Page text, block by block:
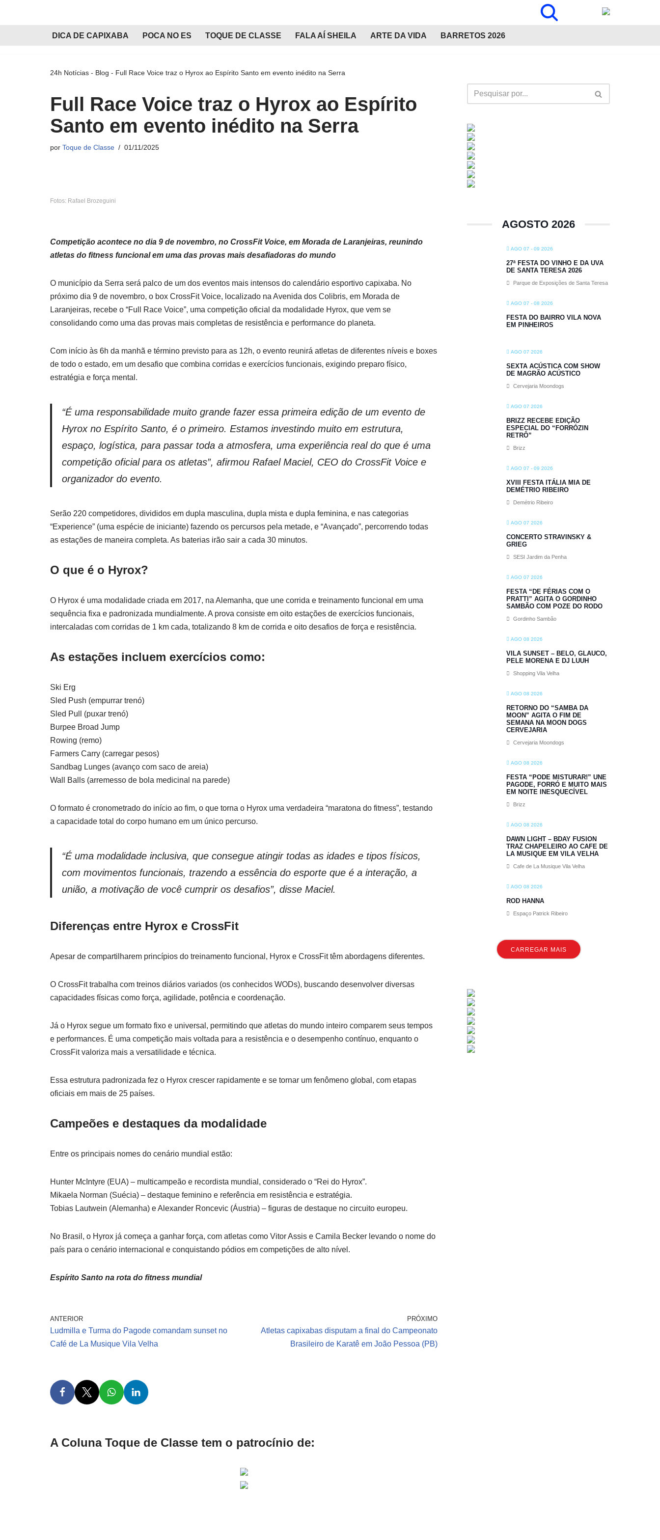
DICA DE CAPIXABA POCA NO ES TOQUE DE CLASSE FALA AÍ SHEILA ARTE DA VIDA BARRETOS 2026
24h Notícias - Blog - Full Race Voice traz o Hyrox ao Espírito Santo em evento inédito na Serra
Full Race Voice traz o Hyrox ao Espírito
Santo em evento inédito na Serra
por Toque de Classe 01/11/2025
Fotos: Rafael Brozeguini
Competição acontece no dia 9 de novembro, no CrossFit Voice, em Morada de Laranjeiras, reunindo
atletas do fitness funcional em uma das provas mais desafiadoras do mundo
O município da Serra será palco de um dos eventos mais intensos do calendário esportivo capixaba. No
próximo dia 9 de novembro, o box CrossFit Voice, localizado na Avenida dos Colibris, em Morada de
Laranjeiras, recebe o “Full Race Voice”, uma competição oficial da modalidade Hyrox, que vem se
consolidando como uma das provas mais completas de resistência e performance do planeta.
Com início às 6h da manhã e término previsto para as 12h, o evento reunirá atletas de diferentes níveis e boxes
de todo o estado, em um desafio que combina corridas e exercícios funcionais, exigindo preparo físico,
estratégia e força mental.
“É uma responsabilidade muito grande fazer essa primeira edição de um evento de
Hyrox no Espírito Santo, é o primeiro. Estamos investindo muito em estrutura,
espaço, logística, para passar toda a atmosfera, uma experiência real do que é uma
competição oficial para os atletas”, afirmou Rafael Maciel, CEO do CrossFit Voice e
organizador do evento.
Serão 220 competidores, divididos em dupla masculina, dupla mista e dupla feminina, e nas categorias
“Experience” (uma espécie de iniciante) fazendo os percursos pela metade, e “Avançado”, percorrendo todas
as estações de maneira completa. As baterias irão sair a cada 30 minutos.
O que é o Hyrox?
O Hyrox é uma modalidade criada em 2017, na Alemanha, que une corrida e treinamento funcional em uma
sequência fixa e padronizada mundialmente. A prova consiste em oito estações de exercícios funcionais,
intercaladas com corridas de 1 km cada, totalizando 8 km de corrida e oito desafios de força e resistência.
As estações incluem exercícios como:
Ski Erg
Sled Push (empurrar trenó)
Sled Pull (puxar trenó)
Burpee Broad Jump
Rowing (remo)
Farmers Carry (carregar pesos)
Sandbag Lunges (avanço com saco de areia)
Wall Balls (arremesso de bola medicinal na parede)
O formato é cronometrado do início ao fim, o que torna o Hyrox uma verdadeira “maratona do fitness”, testando
a capacidade total do corpo humano em um único percurso.
“É uma modalidade inclusiva, que consegue atingir todas as idades e tipos físicos,
com movimentos funcionais, trazendo a essência do esporte que é a interação, a
união, a motivação de você cumprir os desafios”, disse Maciel.
Diferenças entre Hyrox e CrossFit
Apesar de compartilharem princípios do treinamento funcional, Hyrox e CrossFit têm abordagens diferentes.
O CrossFit trabalha com treinos diários variados (os conhecidos WODs), buscando desenvolver diversas
capacidades físicas como força, agilidade, potência e coordenação.
Já o Hyrox segue um formato fixo e universal, permitindo que atletas do mundo inteiro comparem seus tempos
e performances. É uma competição mais voltada para a resistência e o desempenho contínuo, enquanto o
CrossFit valoriza mais a versatilidade e técnica.
Essa estrutura padronizada fez o Hyrox crescer rapidamente e se tornar um fenômeno global, com etapas
oficiais em mais de 25 países.
Campeões e destaques da modalidade
Entre os principais nomes do cenário mundial estão:
Hunter McIntyre (EUA) – multicampeão e recordista mundial, considerado o “Rei do Hyrox”.
Mikaela Norman (Suécia) – destaque feminino e referência em resistência e estratégia.
Tobias Lautwein (Alemanha) e Alexander Roncevic (Áustria) – figuras de destaque no circuito europeu.
No Brasil, o Hyrox já começa a ganhar força, com atletas como Vitor Assis e Camila Becker levando o nome do
país para o cenário internacional e conquistando pódios em competições de alto nível.
Espírito Santo na rota do fitness mundial
ANTERIOR
Ludmilla e Turma do Pagode comandam sunset no
Café de La Musique Vila Velha
PRÓXIMO
Atletas capixabas disputam a final do Campeonato
Brasileiro de Karatê em João Pessoa (PB)
A Coluna Toque de Classe tem o patrocínio de:
AGOSTO 2026
AGO 07 - 09 2026
27ª FESTA DO VINHO E DA UVA
DE SANTA TERESA 2026
Parque de Exposições de Santa Teresa
AGO 07 - 08 2026
FESTA DO BAIRRO VILA NOVA
EM PINHEIROS
AGO 07 2026
SEXTA ACÚSTICA COM SHOW
DE MAGRÃO ACÚSTICO
Cervejaria Moondogs
AGO 07 2026
BRIZZ RECEBE EDIÇÃO
ESPECIAL DO “FORRÓZIN
RETRÔ”
Brizz
AGO 07 - 09 2026
XVIII FESTA ITÁLIA MIA DE
DEMÉTRIO RIBEIRO
Demétrio Ribeiro
AGO 07 2026
CONCERTO STRAVINSKY &
GRIEG
SESI Jardim da Penha
AGO 07 2026
FESTA “DE FÉRIAS COM O
PRATTI” AGITA O GORDINHO
SAMBÃO COM POZE DO RODO
Gordinho Sambão
AGO 08 2026
VILA SUNSET – BELO, GLAUCO,
PELE MORENA E DJ LUUH
Shopping Vila Velha
AGO 08 2026
RETORNO DO “SAMBA DA
MOON” AGITA O FIM DE
SEMANA NA MOON DOGS
CERVEJARIA
Cervejaria Moondogs
AGO 08 2026
FESTA “PODE MISTURAR!” UNE
PAGODE, FORRÓ E MUITO MAIS
EM NOITE INESQUECÍVEL
Brizz
AGO 08 2026
DAWN LIGHT – BDAY FUSION
TRAZ CHAPELEIRO AO CAFE DE
LA MUSIQUE EM VILA VELHA
Cafe de La Musique Vila Velha
AGO 08 2026
ROD HANNA
Espaço Patrick Ribeiro
CARREGAR MAIS